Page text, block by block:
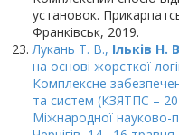
установок.
Франківськ, 2019.
Лукань Т. В., Ільків Н.
на основі жорсткої
Комплексне
та систем (КЗЯТПС –
Міжнародної науково-